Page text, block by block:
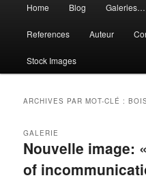
principal
Home Blog Galeries…
References Auteur
Stock Images
ARCHIVES PAR MOT-CLÉ :
Nouvelle image:
of
GALERIE